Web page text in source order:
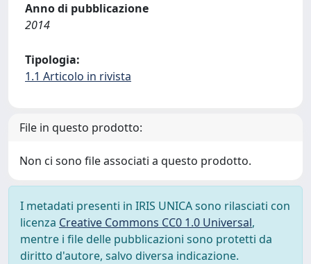
Anno di pubblicazione
2014
Tipologia:
1.1 Articolo in rivista
File in questo prodotto:
Non ci sono file associati a questo prodotto.
I metadati presenti in IRIS UNICA sono rilasciati con
licenza Creative Commons CC0 1.0 Universal,
mentre i file delle pubblicazioni sono protetti da
diritto d'autore, salvo diversa indicazione.